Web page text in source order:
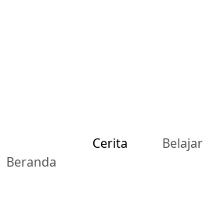
Beranda
Cerita Belajar